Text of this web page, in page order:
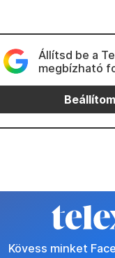
Állítsd be a
megbízható
Beállítom
Kövess minket